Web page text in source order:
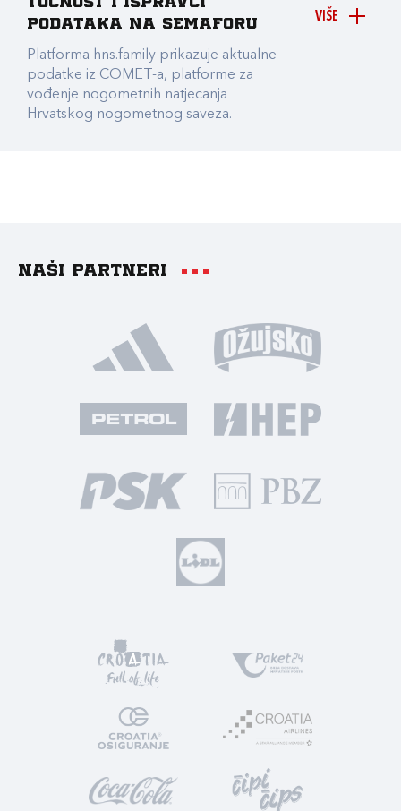
VIŠE
podataka na Semaforu
Platforma hns.family prikazuje aktualne
podatke iz COMET-a, platforme za
vođenje nogometnih natjecanja
Hrvatskog nogometnog saveza.
Naši partneri